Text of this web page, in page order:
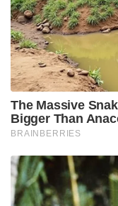
ഫെഡറൽ
തള്ളിയതോടെ
കോടതിയെ
ഫെഡറൽ
കോടതിയും
ലഷ്കറെ